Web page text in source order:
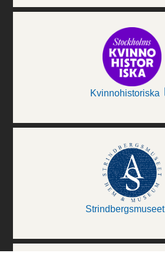
Kvinnohistoriska
Strindbergsmuseet